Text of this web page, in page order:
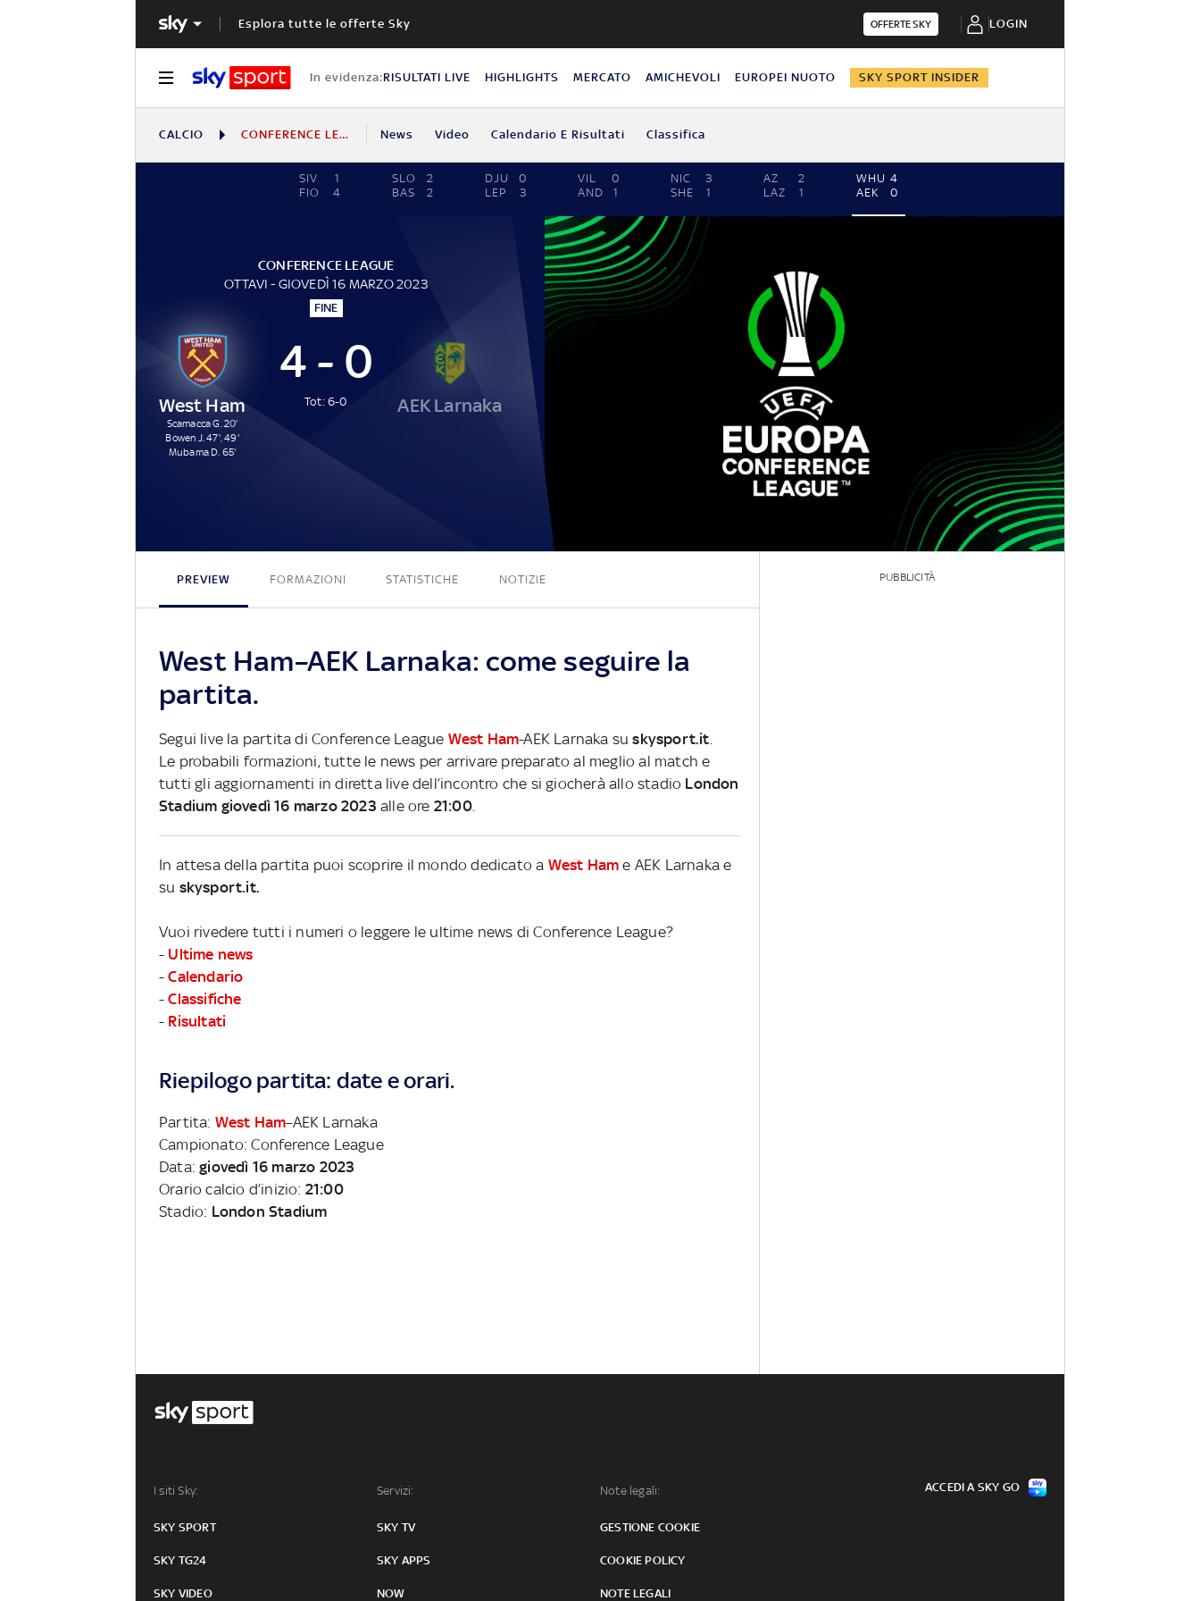
Esplora tutte le offerte Sky OFFERTE SKY LOGIN
In evidenza:RISULTATI LIVE HIGHLIGHTS MERCATO AMICHEVOLI EUROPEI NUOTO SKY SPORT INSIDER
CALCIO CONFERENCE LEAGUE News Video Calendario E Risultati Classifica
SIV
1
FIO
4
SLO
2
BAS
2
DJU
0
LEP
3
VIL
0
AND
1
NIC
3
SHE
1
AZ
2
LAZ
1
WHU 4
AEK
0
CONFERENCE LEAGUE
OTTAVI - GIOVEDÌ 16 MARZO 2023
FINE
West Ham
Scamacca G. 20'
Bowen J. 47', 49'
Mubama D. 65'
4 - 0
Tot: 6-0 AEK Larnaka
PREVIEW FORMAZIONI STATISTICHE NOTIZIE
West Ham–AEK Larnaka: come seguire la
partita.
Segui live la partita di Conference League West Ham-AEK Larnaka suskysport.it
Le probabili formazioni, tutte le news per arrivare preparato al meglio al match e
tutti gli aggiornamenti in diretta live dell’incontro che si giocherà allo stadio London
Stadium giovedì 16 marzo 2023 alle ore 21:00.
In attesa della partita puoi scoprire il mondo dedicato a West Ham e AEK Larnaka e
su skysport.it.
Vuoi rivedere tutti i numeri o leggere le ultime news di Conference League?
- Ultime news
-Calendario
-Classifiche
- Risultati
Riepilogo partita: date e orari.
Partita: West Ham–AEK Larnaka
Campionato: Conference League
Data:giovedì 16 marzo 2023
Orario calcio d’inizio: 21:00
Stadio: London Stadium
PUBBLICITÀ
I siti Sky:
SKY SPORT
SKY TG24
SKY VIDEO
Servizi:
SKY TV
SKY APPS
NOW
Note legali:
GESTIONE COOKIE
COOKIE POLICY
NOTE LEGALI
ACCEDI A SKY GO